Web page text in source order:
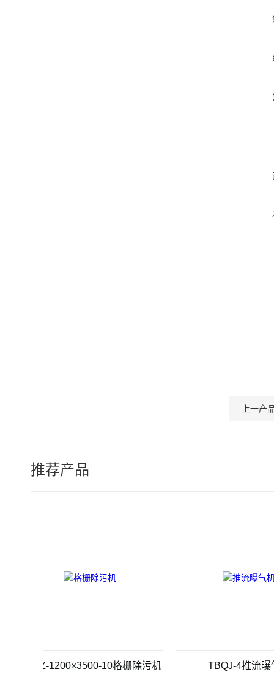
上一产
推荐产品
1200×3500-10格栅除污机 TBQJ-4推流曝气机